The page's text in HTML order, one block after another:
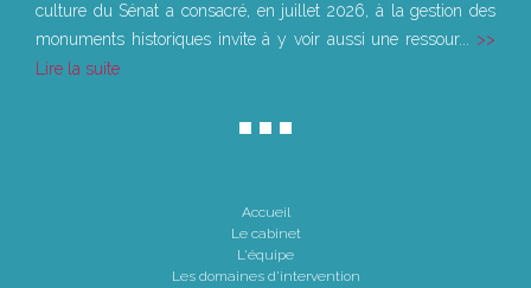
culture du Sénat a consacré, en juillet 2026, à la gestion des
monuments historiques invite à y voir aussi une ressour...
Lire la suite
Accueil
Le cabinet
L'équipe
Les domaines d'intervention